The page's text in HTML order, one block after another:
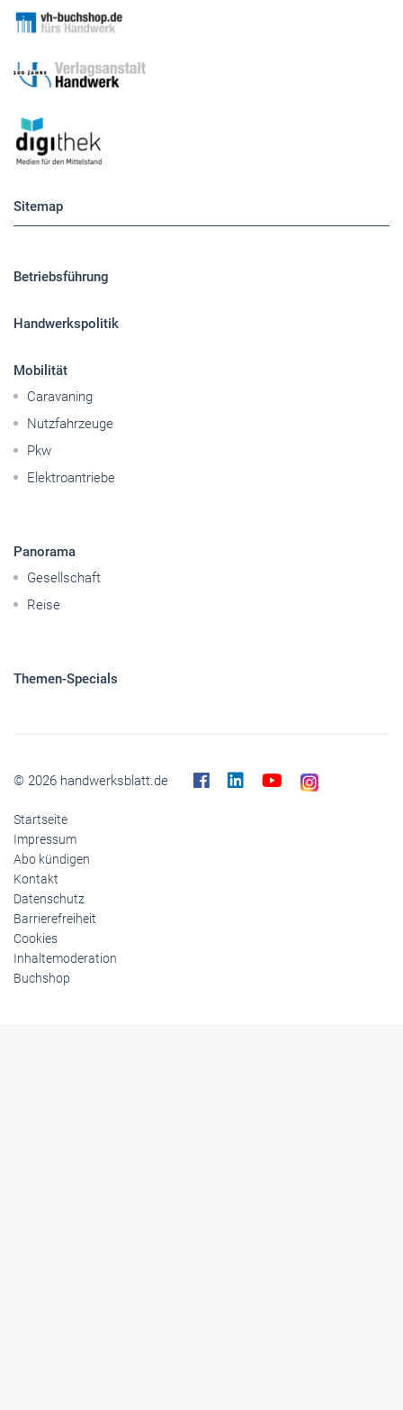
Sitemap
Betriebsführung
Handwerkspolitik
Mobilität
Caravaning
Nutzfahrzeuge
Pkw
Elektroantriebe
Panorama
Gesellschaft
Reise
Themen-Specials
© 2026 handwerksblatt.de
Startseite
Impressum
Abo kündigen
Kontakt
Datenschutz
Barrierefreiheit
Cookies
Inhaltemoderation
Buchshop